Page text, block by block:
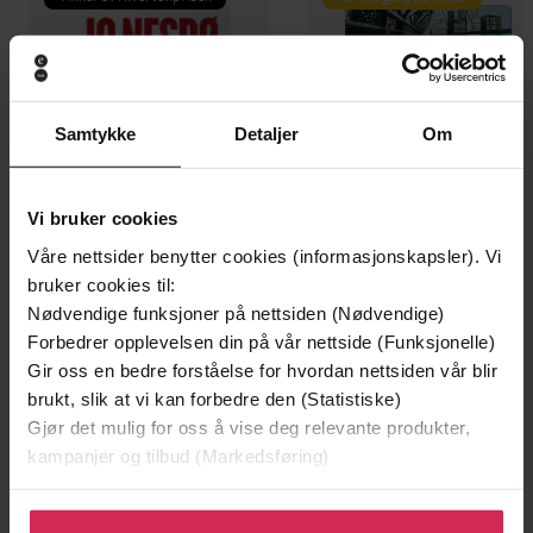
Samtykke Detaljer Om
Vi bruker cookies
Våre nettsider benytter cookies (informasjonskapsler). Vi
bruker cookies til:
Nødvendige funksjoner på nettsiden (Nødvendige)
Forbedrer opplevelsen din på vår nettside (Funksjonelle)
Gir oss en bedre forståelse for hvordan nettsiden vår blir
brukt, slik at vi kan forbedre den (Statistiske)
Gjør det mulig for oss å vise deg relevante produkter,
kampanjer og tilbud (Markedsføring)
Klikk på «Godta alle» for å gi oss ditt samtykke til å
199,-
Minnesota
Jo Nesbø
EBOK
349,-
Utskudd
Jørn Lier Horst
EBOK